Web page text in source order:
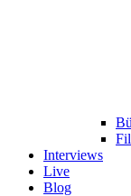
Interviews
Live
Blog